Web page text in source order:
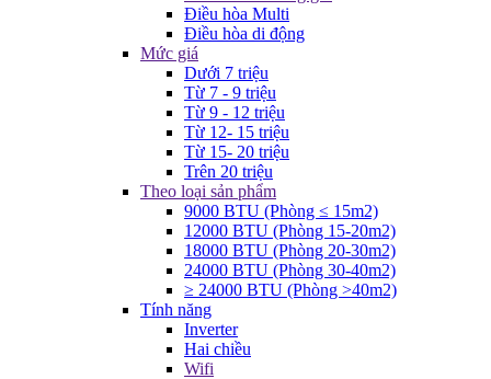
Điều hòa Multi
Điều hòa di động
Mức giá
Dưới 7 triệu
Từ 7 - 9 triệu
Từ 9 - 12 triệu
Từ 12- 15 triệu
Từ 15- 20 triệu
Trên 20 triệu
Theo loại sản phẩm
9000 BTU (Phòng ≤ 15m2)
12000 BTU (Phòng 15-20m2)
18000 BTU (Phòng 20-30m2)
24000 BTU (Phòng 30-40m2)
≥ 24000 BTU (Phòng >40m2)
Tính năng
Inverter
Hai chiều
Wifi